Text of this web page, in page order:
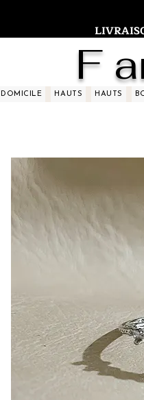
F
DOMICILE HAUTS HAUTS